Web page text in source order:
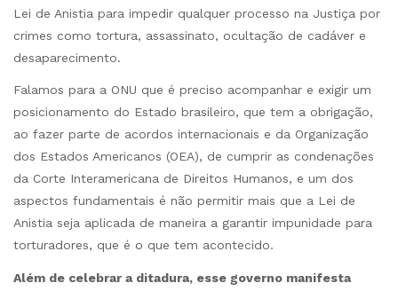
Lei de Anistia para impedir qualquer processo na Justiça por
crimes como tortura, assassinato, ocultação de cadáver e
desaparecimento.
Falamos para a ONU que é preciso acompanhar e exigir um
posicionamento do Estado brasileiro, que tem a obrigação,
ao fazer parte de acordos internacionais e da Organização
dos Estados Americanos (OEA), de cumprir as condenações
da Corte Interamericana de Direitos Humanos, e um dos
aspectos fundamentais é não permitir mais que a Lei de
Anistia seja aplicada de maneira a garantir impunidade para
torturadores, que é o que tem acontecido.
Além de celebrar a ditadura, esse governo manifesta